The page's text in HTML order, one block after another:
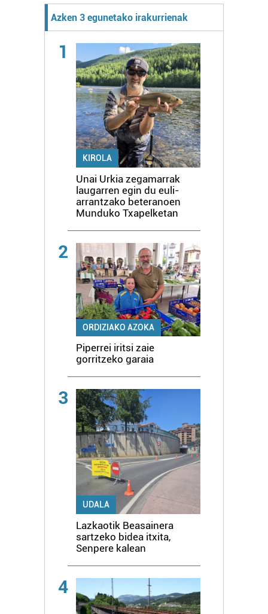
Azken 3 egunetako irakurrienak
1
KIROLA
Unai Urkia zegamarrak
laugarren egin du euli-
arrantzako beteranoen
Munduko Txapelketan
2
ORDIZIAKO AZOKA
Piperrei iritsi zaie
gorritzeko garaia
3
UDALA
Lazkaotik Beasainera
sartzeko bidea itxita,
Senpere kalean
4